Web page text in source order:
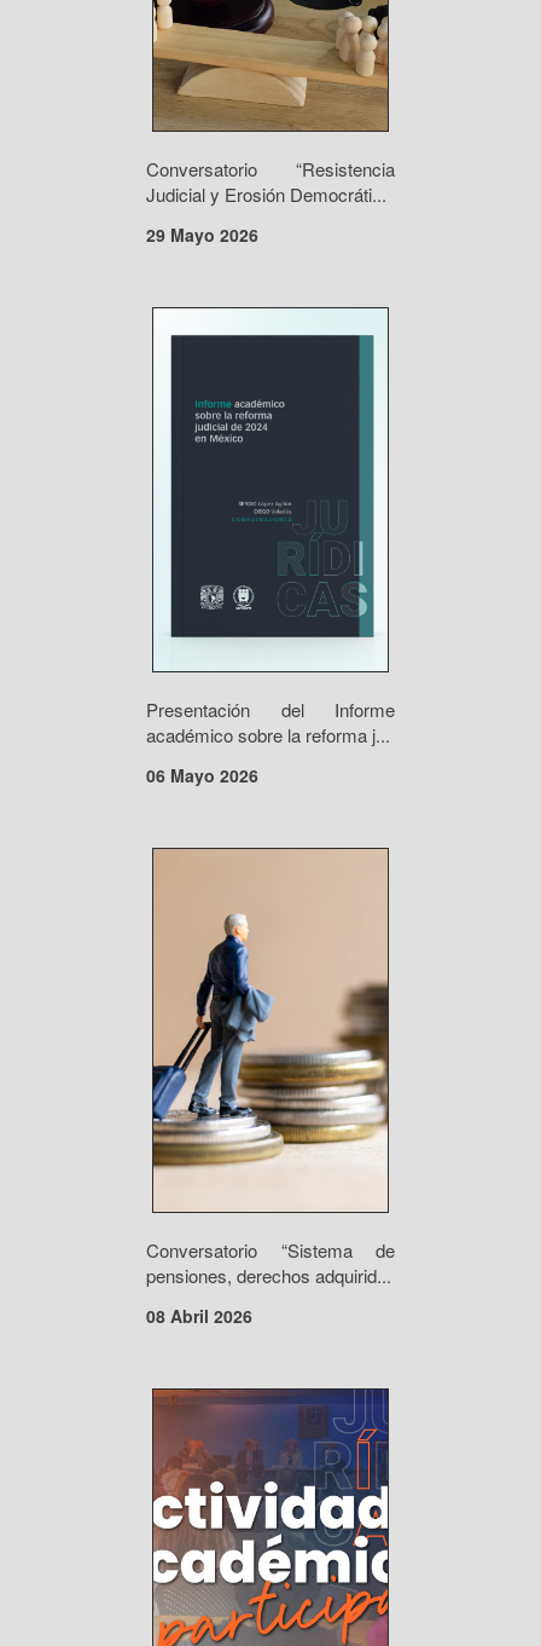
Conversatorio “Resistencia
Judicial y Erosión Democráti...
29 Mayo 2026
Presentación del Informe
académico sobre la reforma j...
06 Mayo 2026
Conversatorio “Sistema de
pensiones, derechos adquirid...
08 Abril 2026